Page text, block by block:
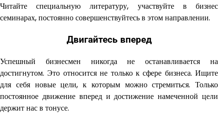
Читайте специальную литературу, участвуйте в бизнес
семинарах, постоянно совершенствуйтесь в этом направлении.
Двигайтесь вперед
Успешный бизнесмен никогда не останавливается на
достигнутом. Это относится не только к сфере бизнеса. Ищите
для себя новые цели, к которым можно стремиться. Только
постоянное движение вперед и достижение намеченной цели
держит нас в тонусе.